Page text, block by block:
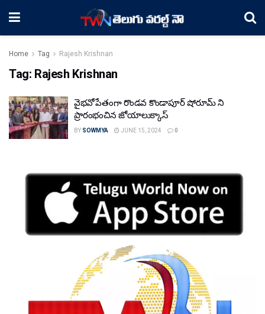
Home Tag Rajesh Krishnan
Tag: Rajesh Krishnan
వైభవోపేతంగా రొండవ కొండాపూర్ షోరూమ్ ని
ప్రారంభంచిన జోయాలుక్కాస్
BY SOWMYA JUNE 15, 2024 0